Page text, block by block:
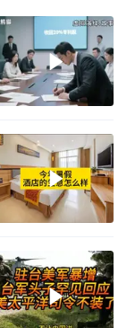
光伏八巨头签署“不低于成本价”倡议
养老专业
台州《告全体市民书》：非必要不外出
国建设